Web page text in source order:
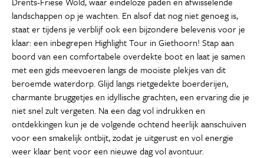
landschappen op je wachten. En alsof dat nog niet genoeg is,
staat er tijdens je verblijf ook een bijzondere belevenis voor je
klaar: een inbegrepen Highlight Tour in Giethoorn! Stap aan
boord van een comfortabele overdekte boot en laat je samen
met een gids meevoeren langs de mooiste plekjes van dit
beroemde waterdorp. Glijd langs rietgedekte boerderijen,
charmante bruggetjes en idyllische grachten, een ervaring die je
niet snel zult vergeten. Na een dag vol indrukken en
ontdekkingen kun je de volgende ochtend heerlijk aanschuiven
voor een smakelijk ontbijt, zodat je uitgerust en vol energie
weer klaar bent voor een nieuwe dag vol avontuur.